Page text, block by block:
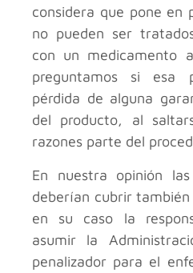
considera que pone en
no pueden ser
con un medicamento
preguntamos si esa
pérdida de alguna
del producto, al
razones parte del
En nuestra opinión
deberían cubrir
en su caso la
asumir la
penalizador para el